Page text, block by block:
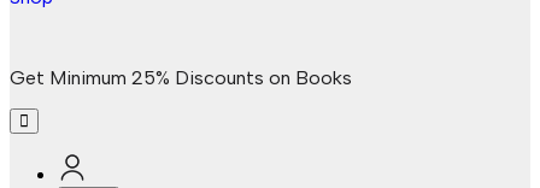
Get Minimum 25% Discounts on Books